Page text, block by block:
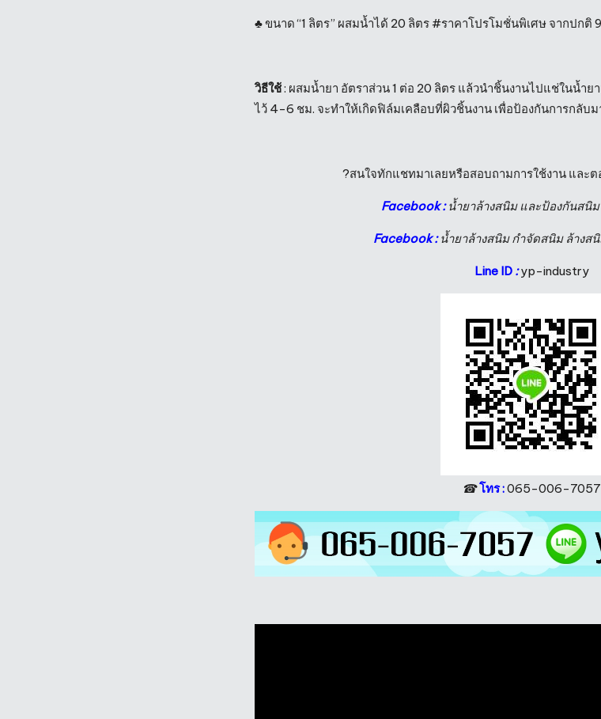
♣️ ขนาด “1 ลิตร” ผสมน้ำได้ 20 ลิตร #ราคาโปรโมชั่นพิเศษ จากปกติ
วิธีใช้: ผสมน้ำยา อัตราส่วน 1 ต่อ 20 ลิตร แล้วนำชิ้นงานไปแช่ในน้ำ
ไว้ 4-6 ชม. จะทำให้เกิดฟิล์มเคลือบที่ผิวชิ้นงาน เพื่อป้องกันการกลับ
?สนใจทักแชทมาเลยหรือสอบถามการใช้งาน และ
Facebook : น้ำยาล้างสนิม และป้องกันสนิ
Facebook : น้ำยาล้างสนิม กำจัดสนิม ล้างส
Line ID:yp-industry
☎โทร :065-006-7057